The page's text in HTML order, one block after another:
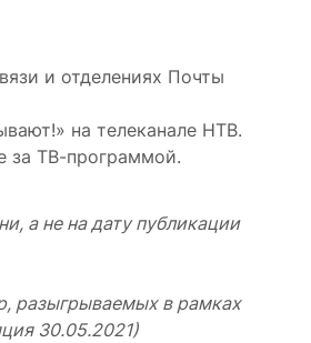
и отделениях Почты
на телеканале НТВ.
за ТВ-программой.
а не на дату публикации
разыгрываемых в рамках
30.05.2021)